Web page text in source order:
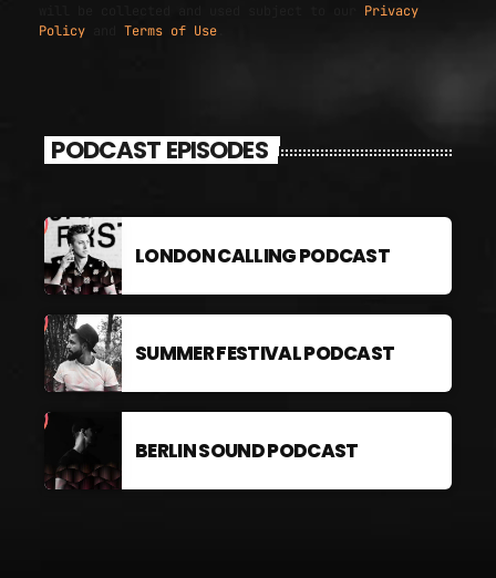
Privacy
Policy
Terms of Use
PODCAST EPISODES
LONDON CALLING PODCAST
SUMMER FESTIVAL PODCAST
BERLIN SOUND PODCAST